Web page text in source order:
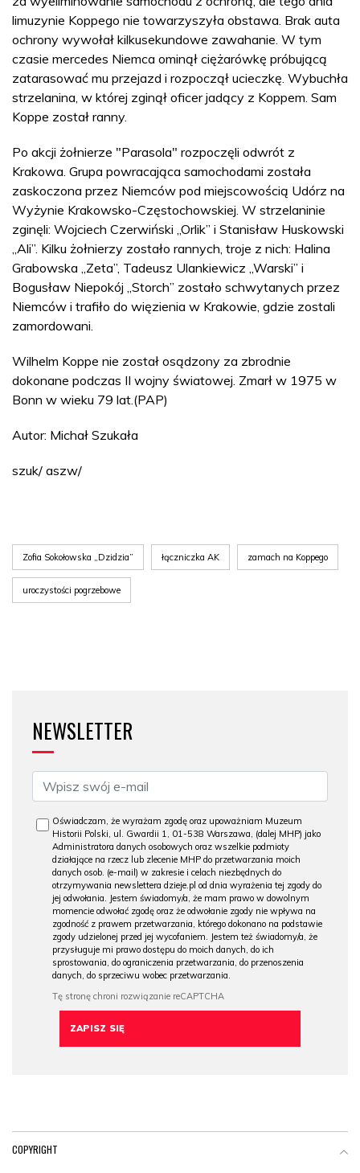
limuzynie Koppego nie towarzyszyła obstawa. Brak auta
ochrony wywołał kilkusekundowe zawahanie. W tym
czasie mercedes Niemca ominął ciężarówkę próbującą
zatarasować mu przejazd i rozpoczął ucieczkę. Wybuchła
strzelanina, w której zginął oficer jadący z Koppem. Sam
Koppe został ranny.
Po akcji żołnierze "Parasola" rozpoczęli odwrót z
Krakowa. Grupa powracająca samochodami została
zaskoczona przez Niemców pod miejscowością Udórz na
Wyżynie Krakowsko-Częstochowskiej. W strzelaninie
zginęli: Wojciech Czerwiński „Orlik” i Stanisław Huskowski
„Ali”. Kilku żołnierzy zostało rannych, troje z nich: Halina
Grabowska „Zeta”, Tadeusz Ulankiewicz „Warski” i
Bogusław Niepokój „Storch” zostało schwytanych przez
Niemców i trafiło do więzienia w Krakowie, gdzie zostali
zamordowani.
Wilhelm Koppe nie został osądzony za zbrodnie
dokonane podczas II wojny światowej. Zmarł w 1975 w
Bonn w wieku 79 lat.(PAP)
Autor: Michał Szukała
szuk/ aszw/
Zofia Sokołowska „Dzidzia” łączniczka AK zamach na Koppego
uroczystości pogrzebowe
NEWSLETTER
Oświadczam, że wyrażam zgodę oraz upoważniam Muzeum
Historii Polski, ul. Gwardii 1, 01-538 Warszawa, (dalej MHP) jako
Administratora danych osobowych oraz wszelkie podmioty
działające na rzecz lub zlecenie MHP do przetwarzania moich
danych osob. (e-mail) w zakresie i celach niezbędnych do
otrzymywania newslettera dzieje.pl od dnia wyrażenia tej zgody do
jej odwołania. Jestem świadomy/a, że mam prawo w dowolnym
momencie odwołać zgodę oraz że odwołanie zgody nie wpływa na
zgodność z prawem przetwarzania, którego dokonano na podstawie
zgody udzielonej przed jej wycofaniem. Jestem też świadomy/a, że
przysługuje mi prawo dostępu do moich danych, do ich
sprostowania, do ograniczenia przetwarzania, do przenoszenia
danych, do sprzeciwu wobec przetwarzania.
COPYRIGHT